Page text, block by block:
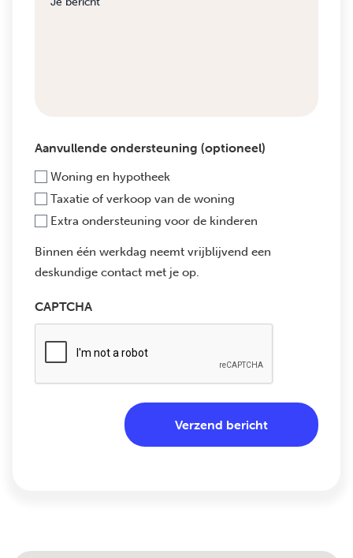
Aanvullende ondersteuning (optioneel)
Woning en hypotheek
Taxatie of verkoop van de woning
Extra ondersteuning voor de kinderen
Binnen één werkdag neemt vrijblijvend een
deskundige contact met je op.
CAPTCHA